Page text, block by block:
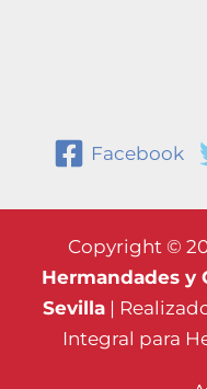
Facebook
Copyright ©
Hermandades y
Sevilla |
Integral para